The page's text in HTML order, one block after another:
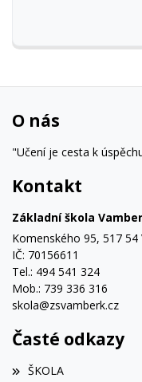
O nás
"Učení je cesta k
Kontakt
Základní škola
Komenského 95, 517 54
IČ: 70156611
Tel.: 494 541 324
Mob.: 739 336 316
skola@zsvamberk.cz
Časté odkazy
ŠKOLA